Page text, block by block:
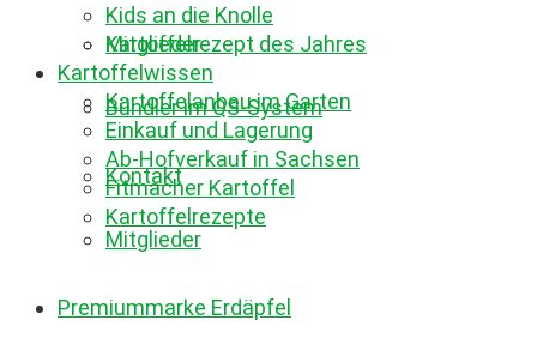
Mitglieder
Kontakt
Premiummarke Erdäpfel
Bündler im QS-System
Mitglieder
Kids an die Knolle
Kartoffelrezept des Jahres
Kartoffelwissen
Kartoffelanbau im Garten
Einkauf und Lagerung
Ab-Hofverkauf in Sachsen
Fitmacher Kartoffel
Kartoffelrezepte